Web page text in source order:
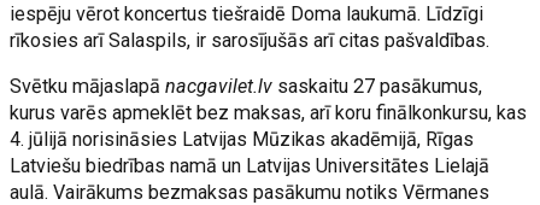
iespēju vērot koncertus tiešraidē Doma laukumā. Līdzīgi
rīkosies arī Salaspils, ir sarosījušās arī citas pašvaldības.
Svētku mājaslapānacgavilet.lv saskaitu 27 pasākumus,
kurus varēs apmeklēt bez maksas, arī koru finālkonkursu, kas
4. jūlijā norisināsies Latvijas Mūzikas akadēmijā, Rīgas
Latviešu biedrības namā un Latvijas Universitātes Lielajā
aulā. Vairākums bezmaksas pasākumu notiks Vērmanes